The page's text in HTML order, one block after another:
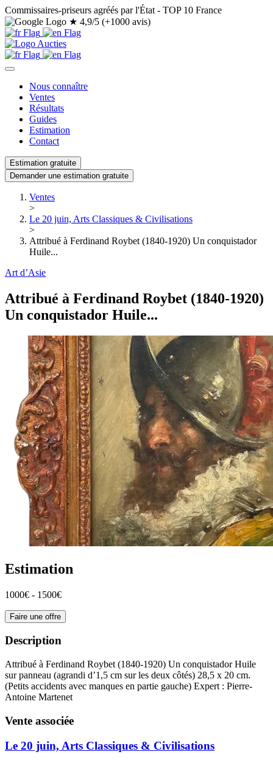
Commissaires-priseurs agréés par l'État - TOP 10 France
★ 4,9/5 (+1000 avis)
Nous connaître
Ventes
Résultats
Guides
Estimation
Contact
Estimation gratuite
Demander une estimation gratuite
Ventes
>
Le 20 juin, Arts Classiques & Civilisations
>
Attribué à Ferdinand Roybet (1840-1920) Un conquistador
Huile...
Art d’Asie
Attribué à Ferdinand Roybet (1840-1920)
Un conquistador Huile...
Estimation
1000€ - 1500€
Faire une offre
Description
Attribué à Ferdinand Roybet (1840-1920) Un conquistador Huile
sur panneau (agrandi d’1,5 cm sur les deux côtés) 28,5 x 20 cm.
(Petits accidents avec manques en partie gauche) Expert : Pierre-
Antoine Martenet
Vente associée
Le 20 juin, Arts Classiques & Civilisations